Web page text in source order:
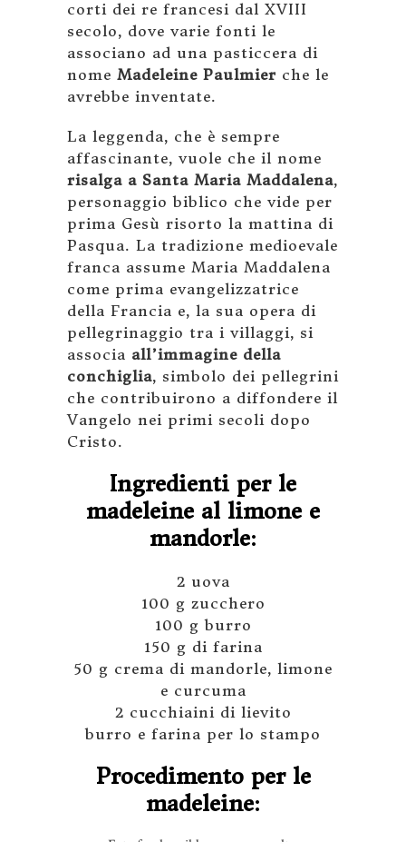
corti dei re francesi dal XVIII
secolo, dove varie fonti le
associano ad una pasticcera di
nome Madeleine Paulmier che le
avrebbe inventate.
La leggenda, che è sempre
affascinante, vuole che il nome
risalga a Santa Maria Maddalena,
personaggio biblico che vide per
prima Gesù risorto la mattina di
Pasqua. La tradizione medioevale
franca assume Maria Maddalena
come prima evangelizzatrice
della Francia e, la sua opera di
pellegrinaggio tra i villaggi, si
associa all’immagine della
conchiglia, simbolo dei pellegrini
che contribuirono a diffondere il
Vangelo nei primi secoli dopo
Cristo.
Ingredienti per le
madeleine al limone e
mandorle:
2 uova
100 g zucchero
100 g burro
150 g di farina
50 g crema di mandorle, limone
e curcuma
2 cucchiaini di lievito
burro e farina per lo stampo
Procedimento per le
madeleine: